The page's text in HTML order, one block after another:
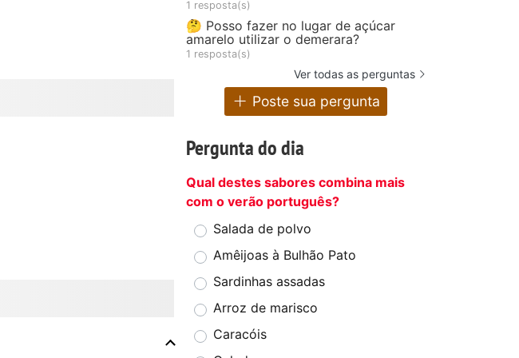
1 resposta(s)
🤔 Posso fazer no lugar de açúcar
amarelo utilizar o demerara?
1 resposta(s)
Ver todas as perguntas
Poste sua pergunta
Pergunta do dia
Qual destes sabores combina mais
com o verão português?
Salada de polvo
Amêijoas à Bulhão Pato
Sardinhas assadas
Arroz de marisco
Caracóis